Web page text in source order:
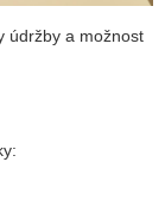
údržby a možnost